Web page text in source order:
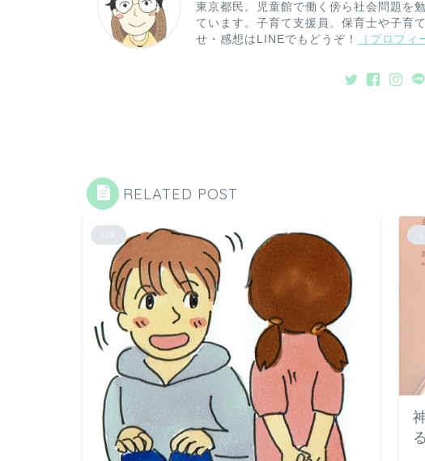
東京都民。児童館で働く傍ら社会問題を
ています。子育て支援員。保育士や子育
せ・感想はLINEでもどうぞ！
［プロフィ
RELATED POST